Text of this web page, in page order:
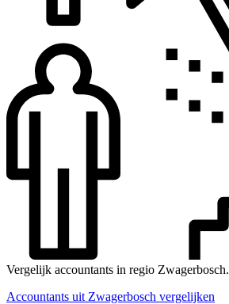
Vergelijk accountants in regio Zwagerbosch.
Accountants uit Zwagerbosch vergelijken